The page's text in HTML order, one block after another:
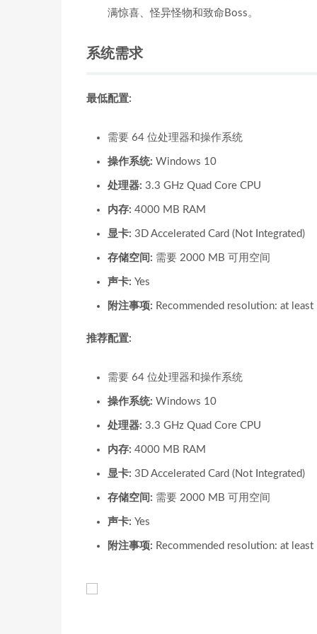
满惊喜、怪异怪物和致命Boss。
系统需求
最低配置:
需要 64 位处理器和操作系统
操作系统: Windows 10
处理器: 3.3 GHz Quad Core CPU
内存: 4000 MB RAM
显卡: 3D Accelerated Card (Not Integrated)
存储空间: 需要 2000 MB 可用空间
声卡: Yes
附注事项: Recommended resolution: at
推荐配置:
需要 64 位处理器和操作系统
操作系统: Windows 10
处理器: 3.3 GHz Quad Core CPU
内存: 4000 MB RAM
显卡: 3D Accelerated Card (Not Integrated)
存储空间: 需要 2000 MB 可用空间
声卡: Yes
附注事项: Recommended resolution: at